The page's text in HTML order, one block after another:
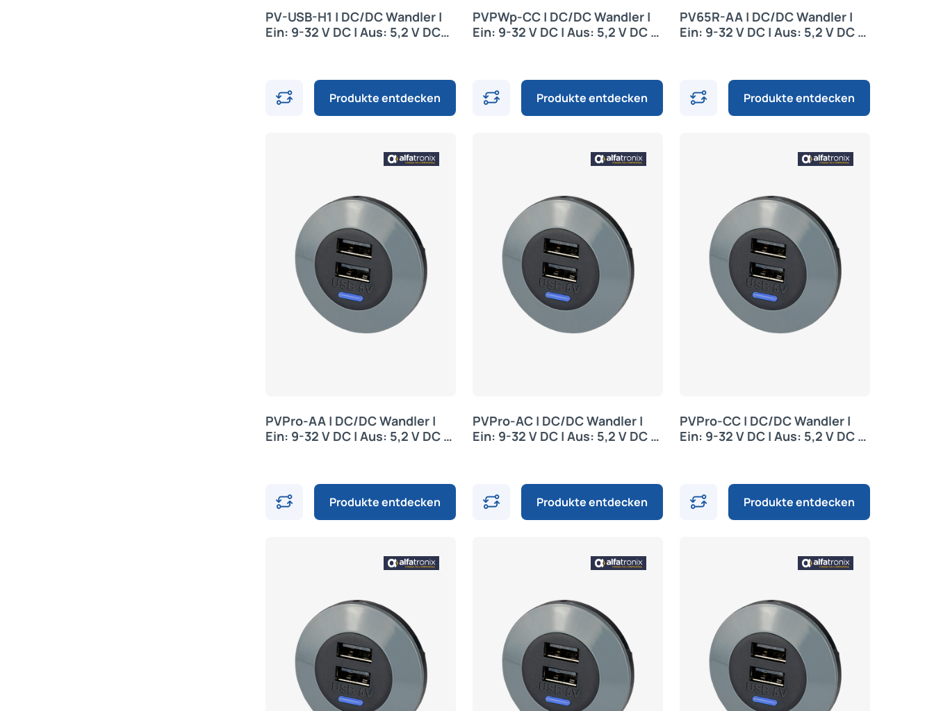
PV-USB-H1 | DC/DC Wandler |
Ein: 9-32 V DC | Aus: 5,2 V DC
Produkte entdecken
PVPWp-CC | DC/DC Wandler |
Ein: 9-32 V DC | Aus: 5,2 V DC |
Produkte entdecken
PV65R-AA | DC/DC Wandler |
Ein: 9-32 V DC | Aus: 5,2 V DC |
Produkte entdecken
PVPro-AA | DC/DC Wandler |
Ein: 9-32 V DC | Aus: 5,2 V DC |
Produkte entdecken
PVPro-AC | DC/DC Wandler |
Ein: 9-32 V DC | Aus: 5,2 V DC |
Produkte entdecken
PVPro-CC | DC/DC Wandler |
Ein: 9-32 V DC | Aus: 5,2 V DC |
Produkte entdecken